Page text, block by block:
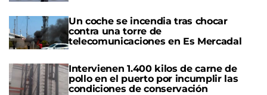
Un coche se incendia tras chocar
contra una torre de
telecomunicaciones en Es Mercadal
Intervienen 1.400 kilos de carne de
pollo en el puerto por incumplir las
condiciones de conservación